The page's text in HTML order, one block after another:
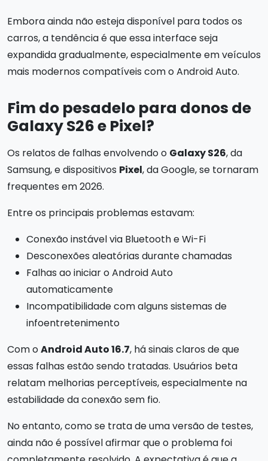
Embora ainda não esteja disponível para todos os
carros, a tendência é que essa interface seja
expandida gradualmente, especialmente em veículos
mais modernos compatíveis com o Android Auto.
Fim do pesadelo para donos de
Galaxy S26 e Pixel?
Os relatos de falhas envolvendo o Galaxy S26, da
Samsung, e dispositivos Pixel, da Google, se tornaram
frequentes em 2026.
Entre os principais problemas estavam:
Conexão instável via Bluetooth e Wi-Fi
Desconexões aleatórias durante chamadas
Falhas ao iniciar o Android Auto
automaticamente
Incompatibilidade com alguns sistemas de
infoentretenimento
Com oAndroid Auto 16.7, há sinais claros de que
essas falhas estão sendo tratadas. Usuários beta
relatam melhorias perceptíveis, especialmente na
estabilidade da conexão sem fio.
No entanto, como se trata de uma versão de testes,
ainda não é possível afirmar que o problema foi